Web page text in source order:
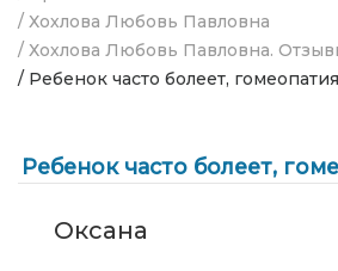
/ Хохлова Любовь Павловна
/ Хохлова Любовь Павловна.
/ Ребенок часто болеет, гомеопатия
Ребенок часто болеет,
Оксана